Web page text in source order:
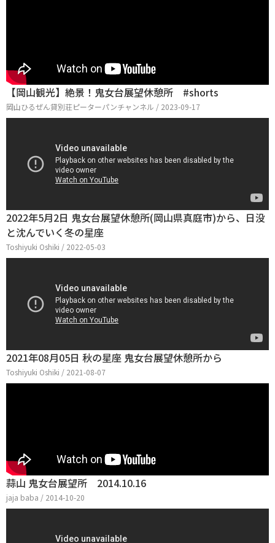
【岡山観光】絶景！鬼女台展望休憩所 #shorts
岡山ひるぜん貸別荘ピーターパンチャンネル / 2023-09-17
2022年5月2日 鬼女台展望休憩所(岡山県真庭市)から、日没
と沈んでいく冬の星座
Toshiyuki Oshiki / 2022-05-03
2021年08月05日 秋の星座 鬼女台展望休憩所から
Toshiyuki Oshiki / 2021-08-07
蒜山 鬼女台展望所 2014.10.16
jaja baba / 2014-10-20